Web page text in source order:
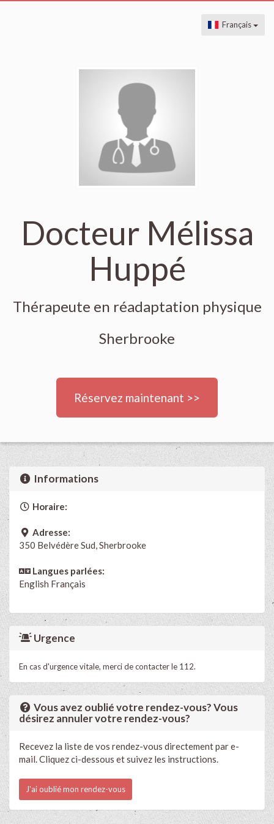
Français
Docteur Mélissa
Huppé
Thérapeute en réadaptation physique
Sherbrooke
Réservez maintenant >>
Informations
Horaire:
Adresse:
350 Belvédère Sud, Sherbrooke
Langues parlées:
English Français
Urgence
En cas d'urgence vitale, merci de contacter le 112.
Vous avez oublié votre rendez-vous? Vous
désirez annuler votre rendez-vous?
Recevez la liste de vos rendez-vous directement par e-
mail. Cliquez ci-dessous et suivez les instructions.
J'ai oublié mon rendez-vous